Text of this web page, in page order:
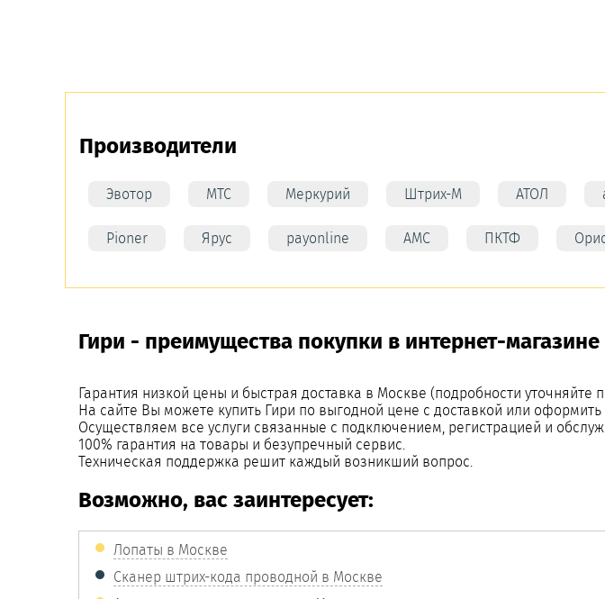
Производители
Эвотор МТС Меркурий Штрих-М АТОЛ
Pioner Ярус payonline АМС ПКТФ
Гири - преимущества покупки в интернет-магазине
Гарантия низкой цены и быстрая доставка в Москве (подробности уточняйте
На сайте Вы можете купить Гири по выгодной цене с доставкой или оформить
Осуществляем все услуги связанные с подключением, регистрацией и
100% гарантия на товары и безупречный сервис.
Техническая поддержка решит каждый возникший вопрос.
Возможно, вас заинтересует:
Лопаты в Москве
Сканер штрих-кода проводной в Москве